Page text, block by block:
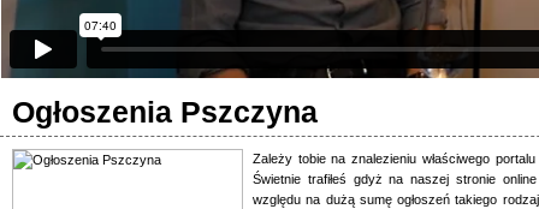
Ogłoszenia Pszczyna
Zależy tobie na znalezieniu właściwego
Świetnie trafiłeś gdyż na naszej stronie
względu na dużą sumę ogłoszeń takiego